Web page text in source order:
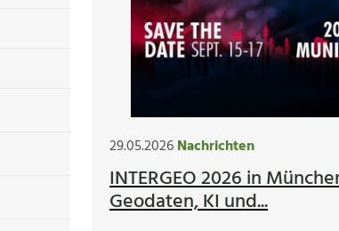
29.05.2026Nachrichten
INTERGEO 2026 in
Geodaten, KI und...